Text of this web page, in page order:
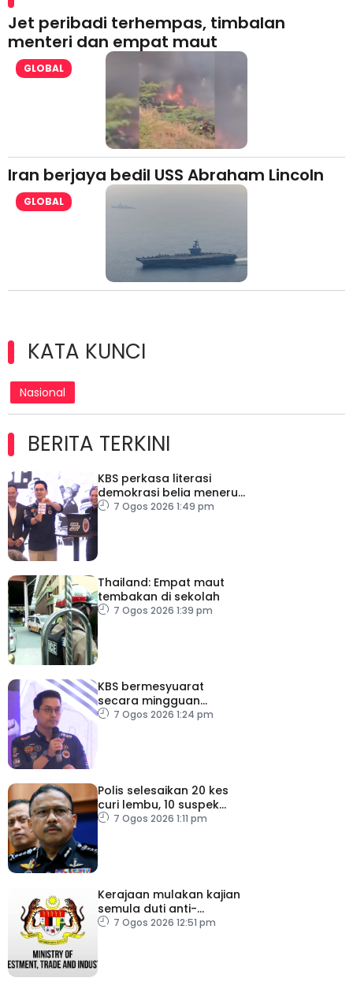
Jet peribadi terhempas, timbalan
menteri dan empat maut
GLOBAL
Iran berjaya bedil USS Abraham Lincoln
GLOBAL
KATA KUNCI
Nasional
BERITA TERKINI
KBS perkasa literasi
demokrasi belia menerusi
Bulan Rakan Demokrasi
7 Ogos 2026 1:49 pm
Thailand: Empat maut
tembakan di sekolah
7 Ogos 2026 1:39 pm
KBS bermesyuarat
secara mingguan
pastikan persiapan F1
7 Ogos 2026 1:24 pm
Polis selesaikan 20 kes
curi lembu, 10 suspek
diberkas
7 Ogos 2026 1:11 pm
Kerajaan mulakan kajian
semula duti anti-
lambakan import
7 Ogos 2026 12:51 pm